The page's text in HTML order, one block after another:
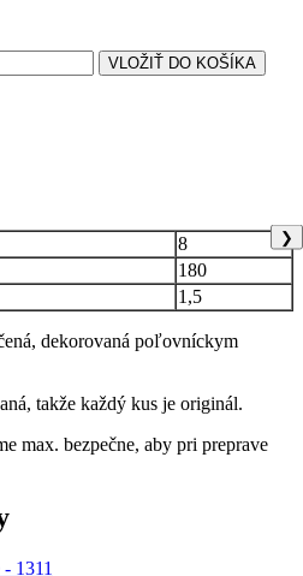
❯
8
180
1,5
dekorovaná poľovníckym
takže každý kus je originál.
max. bezpečne, aby pri preprave